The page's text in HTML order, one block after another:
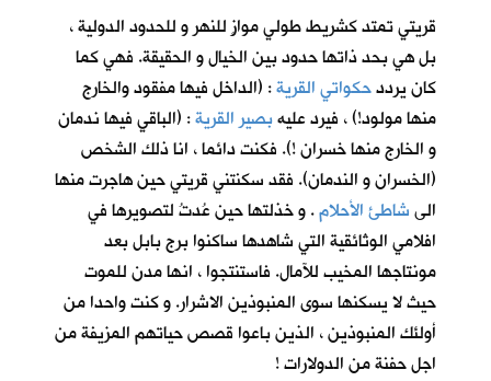
قريتي تمتد كشريط طولي موازٍ للنهر و للحدود الدولية ،
بل هي بحد ذاتها حدود بين الخيال و الحقيقة. فهي كما
كان يرددحكواتي القرية: (الداخل فيها مفقود والخارج
منها مولود!) ، فيرد عليهبصير القرية: (الباقي فيها ندمان
و الخارج منها خسران !). فكنت دائما ، انا ذلك الشخص
(الخسران و الندمان). فقد سكنتني قريتي حين هاجرت منها
الىشاطئ الأحلام. و خذلتها حين عُدتُ لتصويرها في
افلامي الوثائقية التي شاهدها ساكنوا برج بابل بعد
مونتاجها المخيب للآمال. فاستنتجوا ، انها مدن للموت
حيث لا يسكنها سوى المنبوذين الاشرار. و كنت واحدا من
أولئك المنبوذين ، الذين باعوا قصص حياتهم المزيفة من
اجل حفنة من الدولارات !